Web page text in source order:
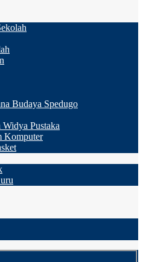
Budaya Spedugo
Widya Pustaka
Komputer